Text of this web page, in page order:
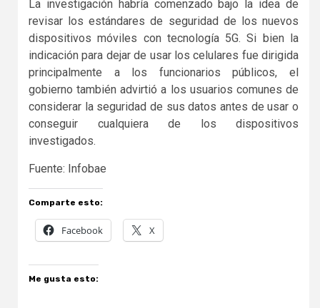
La investigación habría comenzado bajo la idea de
revisar los estándares de seguridad de los nuevos
dispositivos móviles con tecnología 5G. Si bien la
indicación para dejar de usar los celulares fue dirigida
principalmente a los funcionarios públicos, el
gobierno también advirtió a los usuarios comunes de
considerar la seguridad de sus datos antes de usar o
conseguir cualquiera de los dispositivos
investigados.
Fuente: Infobae
Comparte esto:
Facebook X
Me gusta esto: